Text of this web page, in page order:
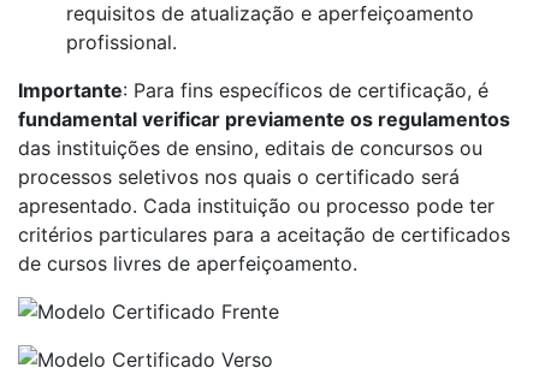
requisitos de atualização e aperfeiçoamento
profissional.
Importante: Para fins específicos de certificação, é
fundamental verificar previamente os regulamentos
das instituições de ensino, editais de concursos ou
processos seletivos nos quais o certificado será
apresentado. Cada instituição ou processo pode ter
critérios particulares para a aceitação de certificados
de cursos livres de aperfeiçoamento.